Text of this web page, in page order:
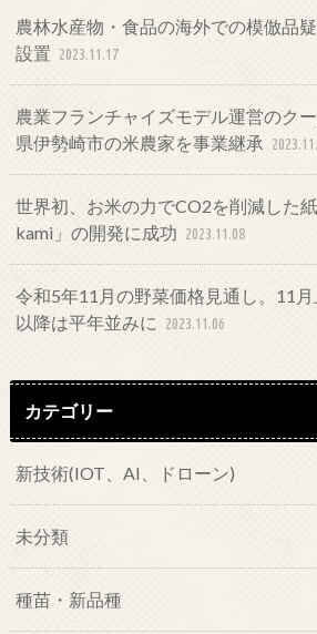
農林水産物・食品の海外での模倣品
設置 2023.11.17
農業フランチャイズモデル運営のク
県伊勢崎市の米農家を事業継承
世界初、お米の力でCO2を削減した
kami」の開発に成功 2023.11.08
令和5年11月の野菜価格見通し。11
以降は平年並みに
2023.11.06
カテゴリー
新技術(IOT、AI、ドローン)
未分類
種苗・新品種